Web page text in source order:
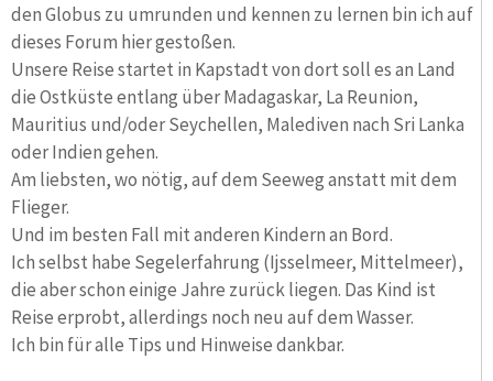
den Globus zu umrunden und kennen zu lernen bin ich auf
dieses Forum hier gestoßen.
Unsere Reise startet in Kapstadt von dort soll es an Land
die Ostküste entlang über Madagaskar, La Reunion,
Mauritius und/oder Seychellen, Malediven nach Sri Lanka
oder Indien gehen.
Am liebsten, wo nötig, auf dem Seeweg anstatt mit dem
Flieger.
Und im besten Fall mit anderen Kindern an Bord.
Ich selbst habe Segelerfahrung (Ijsselmeer, Mittelmeer),
die aber schon einige Jahre zurück liegen. Das Kind ist
Reise erprobt, allerdings noch neu auf dem Wasser.
Ich bin für alle Tips und Hinweise dankbar.